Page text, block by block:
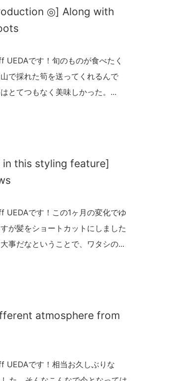
◎] Along with
です！旬のものが食べたく
で採れた筍を送ってくれるんで
とてつもなく美味しかった。...
in this styling feature]
UEDAです！この1ヶ月の変化でゆ
が髪をショートカットにしました
事だなということで、ワタシの...
atmosphere from
UEDAです！相当お久しぶりな